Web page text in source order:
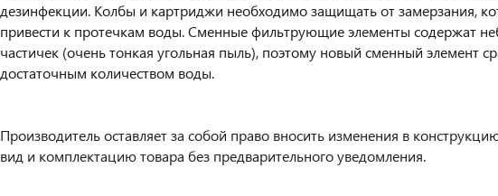
дезинфекции. Колбы и картриджи необходимо защищать от замерзания,
привести к протечкам воды. Сменные фильтрующие элементы содержат
частичек (очень тонкая угольная пыль), поэтому новый сменный элемент
достаточным количеством воды.
Производитель оставляет за собой право вносить изменения в
вид и комплектацию товара без предварительного уведомления.